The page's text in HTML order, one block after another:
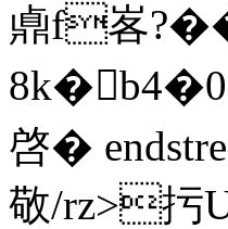
鼑f峉
啓�
敬/rz>扝